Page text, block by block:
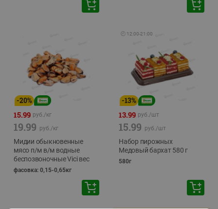
-20%
15.99 руб./кг
19.99 руб./кг
Мидии обыкновенные
мясо п/м в/м водные
беспозвоночные Vici вес
фасовка: 0,15-0,65кг
🕘 12:00-21:00
-13%
13.99 руб./шт
15.99 руб./шт
Набор пирожных
Медовый бархат 580 г
580г